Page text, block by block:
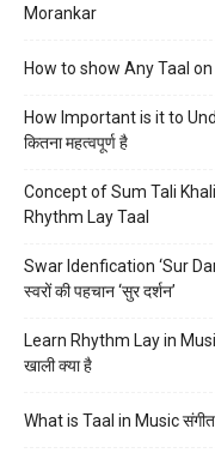
Morankar
How to show Any Taal on
How Important is it to
कितना महत्वपूर्ण है
Concept of Sum Tali Khali
Rhythm Lay Taal
Swar Idenfication ‘Sur
स्वरों की पहचान ‘सुर दर्शन’
Learn Rhythm Lay in
खाली क्या है
What is Taal in Music संगीत